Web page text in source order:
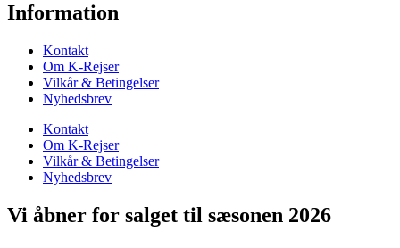
Information
Kontakt
Om K-Rejser
Vilkår & Betingelser
Nyhedsbrev
Kontakt
Om K-Rejser
Vilkår & Betingelser
Nyhedsbrev
Vi åbner for salget til sæsonen 2026